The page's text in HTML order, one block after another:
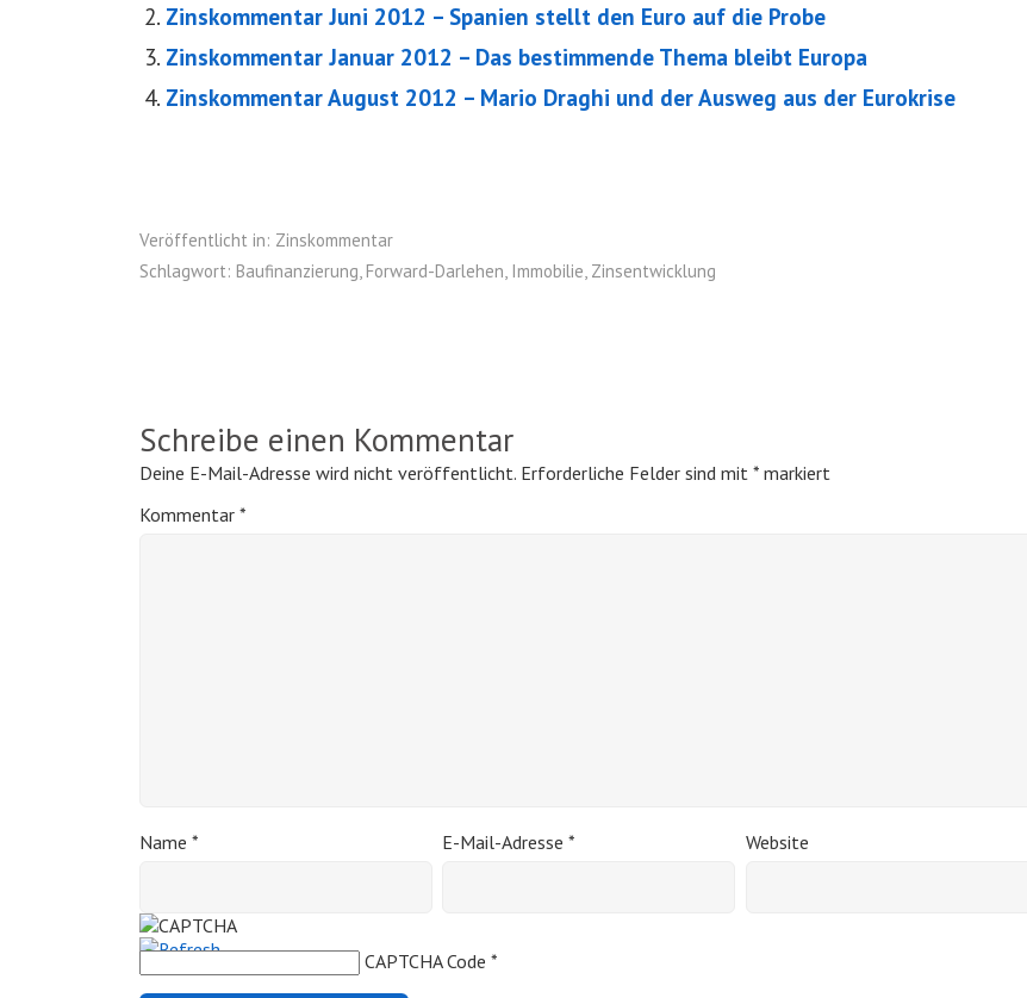
Zinskommentar Juni 2012 – Spanien stellt den Euro auf die Probe
Zinskommentar Januar 2012 – Das bestimmende Thema bleibt Europa
Zinskommentar August 2012 – Mario Draghi und der Ausweg aus der Eurokrise
Veröffentlicht in: Zinskommentar
Schlagwort: Baufinanzierung, Forward-Darlehen, Immobilie, Zinsentwicklung
Schreibe einen Kommentar
Deine E-Mail-Adresse wird nicht veröffentlicht. Erforderliche Felder sind mit * markiert
Kommentar *
Name * E-Mail-Adresse* Website
CAPTCHA Code *